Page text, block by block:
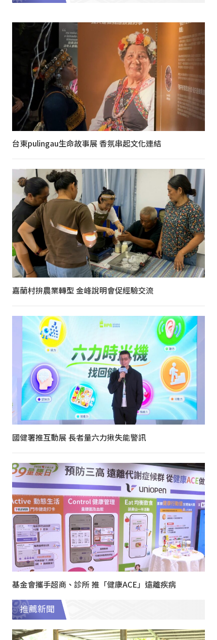
台東pulingau生命故事展 香氛串起文化連結
嘉蘭村拚農業轉型 金峰說明會促經驗交流
國健署推互動展 長者量六力揪失能警訊
基金會攜手超商、診所 推「健康ACE」遠離疾病
推薦新聞